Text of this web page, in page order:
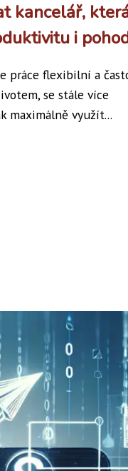
kancelář,
i
práce flexibilní a
se stále více
maximálně využít...